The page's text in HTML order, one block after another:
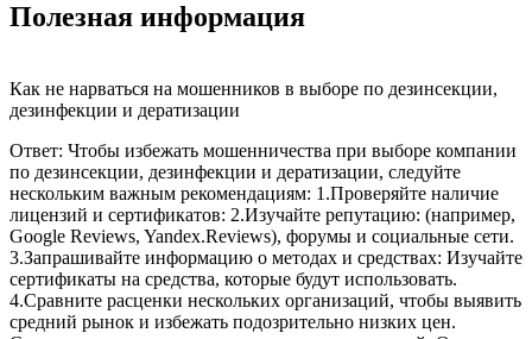
Полезная информация
Как не нарваться на мошенников в выборе по дезинсекции,
дезинфекции и дератизации
Ответ: Чтобы избежать мошенничества при выборе компании
по дезинсекции, дезинфекции и дератизации, следуйте
нескольким важным рекомендациям: 1.Проверяйте наличие
лицензий и сертификатов: 2.Изучайте репутацию: (например,
Google Reviews, Yandex.Reviews), форумы и социальные сети.
3.Запрашивайте информацию о методах и средствах: Изучайте
сертификаты на средства, которые будут использовать.
4.Сравните расценки нескольких организаций, чтобы выявить
средний рынок и избежать подозрительно низких цен.